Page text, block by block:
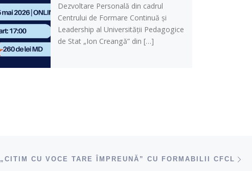
Dezvoltare Personală din cadrul
Centrului de Formare Continuă și
Leadership al Universității Pedagogice
de Stat „Ion Creangă” din […]
„CITIM CU VOCE TARE ÎMPREUNĂ” CU FORMABILII CFCL